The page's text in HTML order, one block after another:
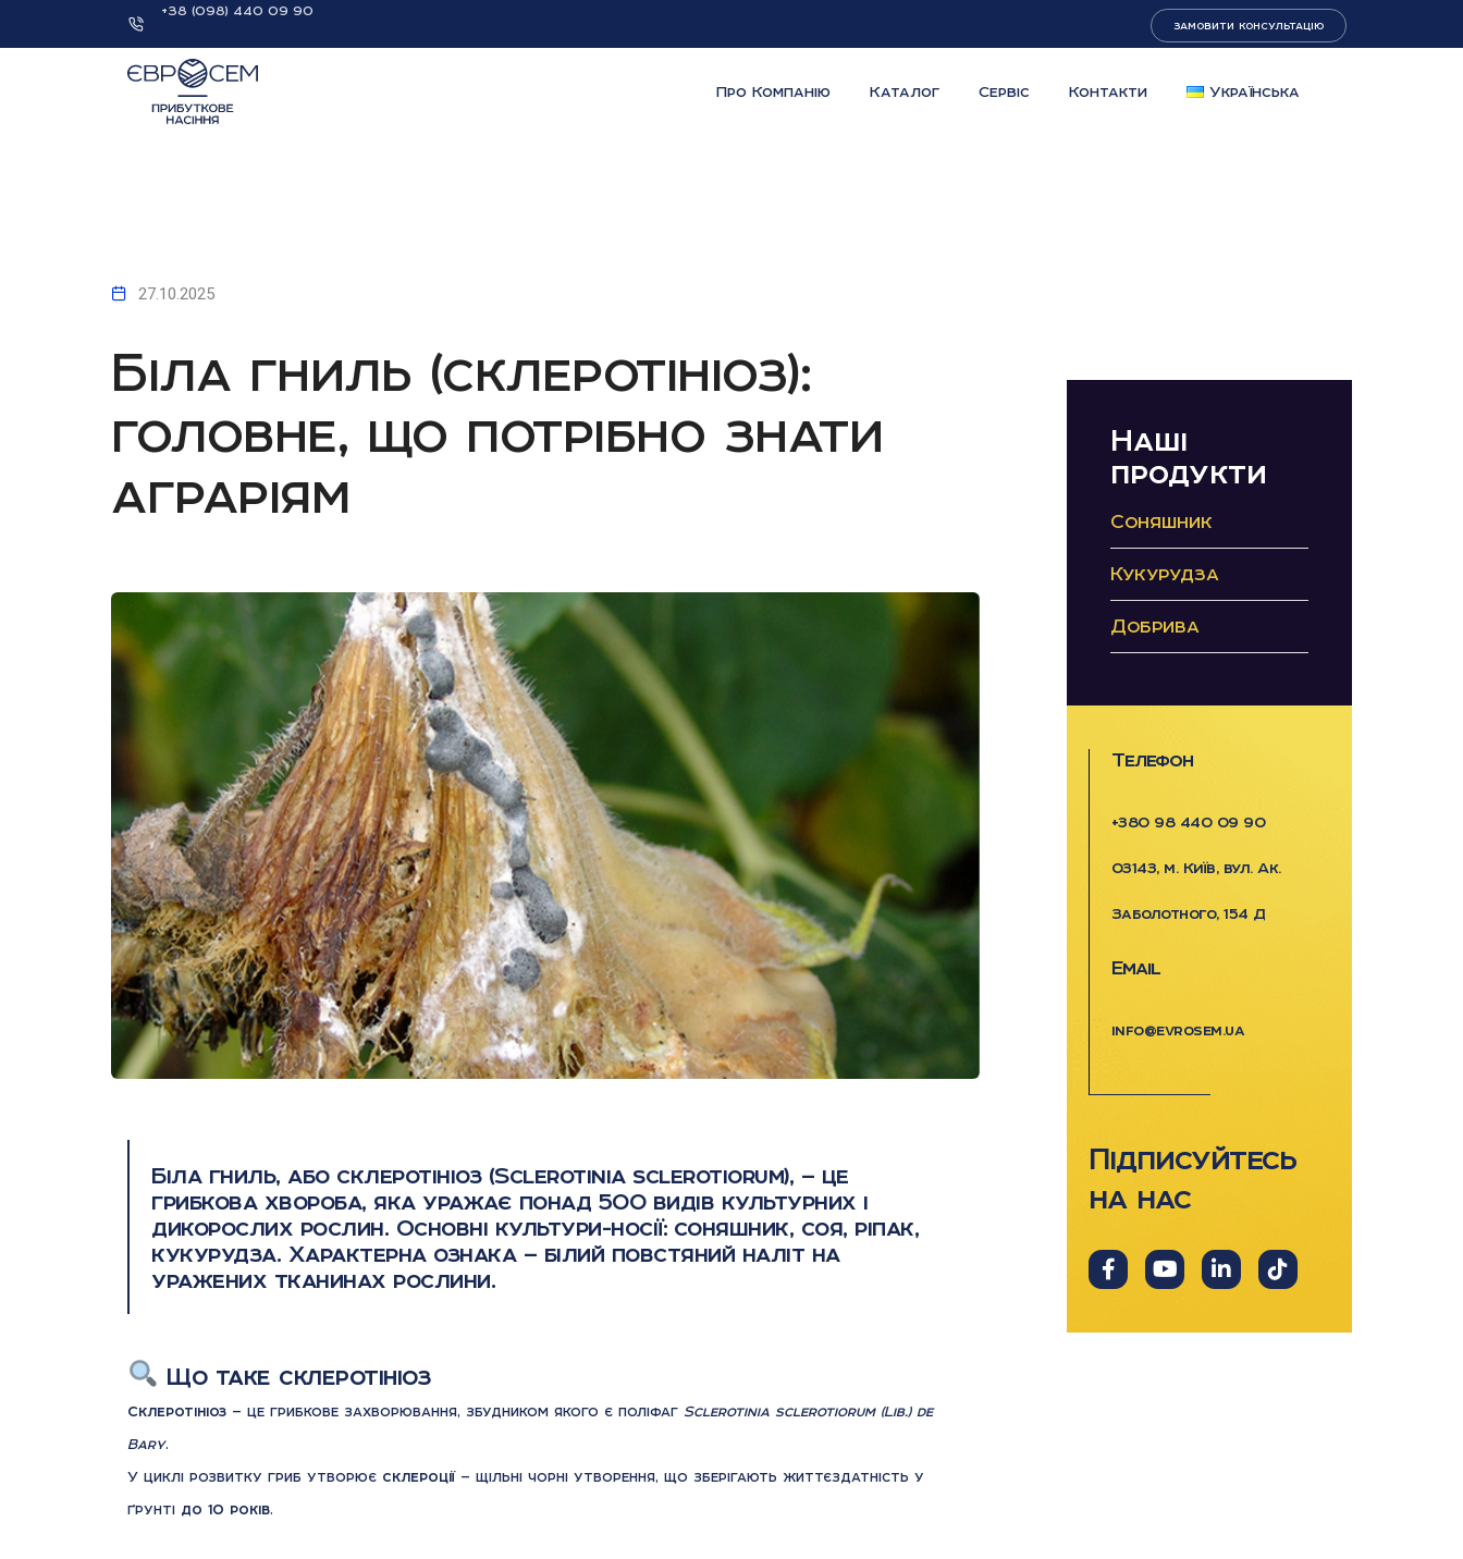
+38 (098) 440 09 90
замовити консультацію
Про Компанію Каталог Сервіс Контакти Українська
27.10.2025
Біла гниль (склеротініоз):
головне, що потрібно знати
аграріям
Біла гниль, або склеротініоз (Sclerotinia sclerotiorum), — це
грибкова хвороба, яка уражає понад 500 видів культурних і
дикорослих рослин. Основні культури-носії: соняшник, соя, ріпак,
кукурудза. Характерна ознака — білий повстяний наліт на
уражених тканинах рослини.
Що таке склеротініоз
Склеротініоз — це грибкове захворювання, збудником якого є поліфаг Sclerotinia sclerotiorum (Lib.) de
Bary.
У циклі розвитку гриб утворює склероції— щільні чорні утворення, що зберігають життєздатність у
ґрунті до 10 років.
Наші
продукти
Соняшник
Кукурудза
Добрива
Телефон
+380 98 440 09 90
03143, м. Київ, вул. Ак.
Заболотного, 154 Д
Email
info@evrosem.ua
Підписуйтесь
на нас